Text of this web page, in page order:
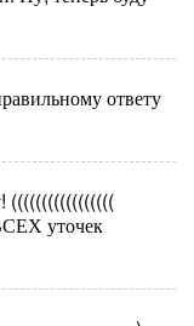
ответу
(((((((((((((((((
уточек